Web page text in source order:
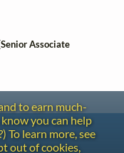
[Senior Associate
to earn much-
you can help
To learn more, see
out of cookies,